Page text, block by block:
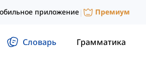
приложение| Премиум
Словарь Грамматика